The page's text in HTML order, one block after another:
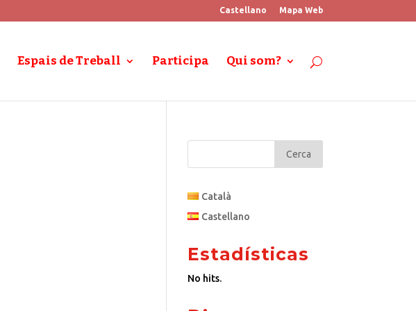
Castellano Mapa Web
Espais de Treball Participa Qui som?
Català
Castellano
Estadísticas
No hits.